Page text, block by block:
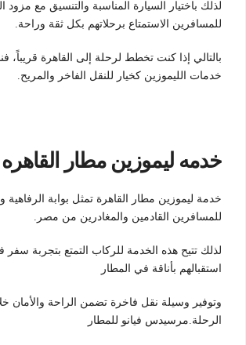
لذلك باختيار السيارة المناسبة والتنسيق مع مزود
للمسافرين الاستمتاع برحلاتهم بكل ثقة وراحة.
بالتالي إذا كنت تخطط لرحلة إلى القاهرة قريباً،
خدمات الليموزين كخيار للنقل الفاخر والمريح.
خدمه ليموزين مطار القاهره
خدمة ليموزين مطار القاهرة تمثل بوابة الرفاهية
للمسافرين القادمين والمغادرين من مصر.
لذلك تتيح هذه الخدمة للركاب التمتع بتجربة سفر
استقبالهم بأناقة في المطار
وتوفير وسيلة نقل فاخرة تضمن الراحة والأمان
الرحلة.مرسيدس فيانو للمطار